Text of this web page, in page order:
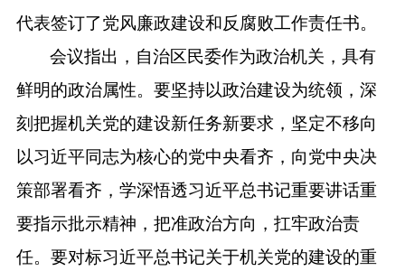
代表签订了党风廉政建设和反腐败工作责任书。
会议指出 ， 自治区民委作为政治机关，具有
鲜明的政治属性。 要坚持以政治建设为统领，深
刻把握机关党的建设新任务新要求，坚定不移向
以习近平同志为核心的党中央看齐，向党中央决
策部署看齐，学深悟透习近平总书记重要讲话重
要指示批示精神，把准政治方向，扛牢政治责
任。 要对标习近平总书记关于机关党的建设的重